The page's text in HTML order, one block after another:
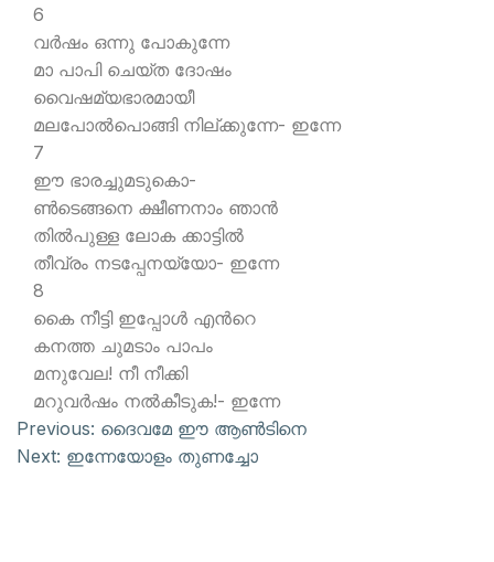
6
വര്‍ഷം ഒന്നു പോകുന്നേ
മാ പാപി ചെയ്ത ദോഷം
വൈഷമ്യഭാരമായീ
മലപോല്‍പൊങ്ങി നില്ക്കുന്നേ- ഇന്നേ
7
ഈ ഭാരച്ചുമടുകൊ-
ണ്‍ടെങ്ങനെ ക്ഷീണനാം ഞാന്‍
തില്‍പുള്ള ലോക ക്കാട്ടില്‍
തീവ്രം നടപ്പേനയ്യോ- ഇന്നേ
8
കൈ നീട്ടി ഇപ്പോള്‍ എന്‍റെ
കനത്ത ചുമടാം പാപം
മനുവേല! നീ നീക്കി
മറുവര്‍ഷം നല്‍കീടുക!- ഇന്നേ
Previous: ദൈവമേ ഈ ആണ്‍ടിനെ
Next: ഇന്നേയോളം തുണച്ചോ